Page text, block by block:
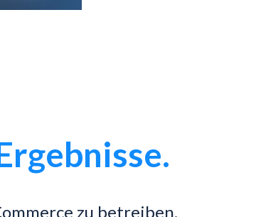
zu betreiben.